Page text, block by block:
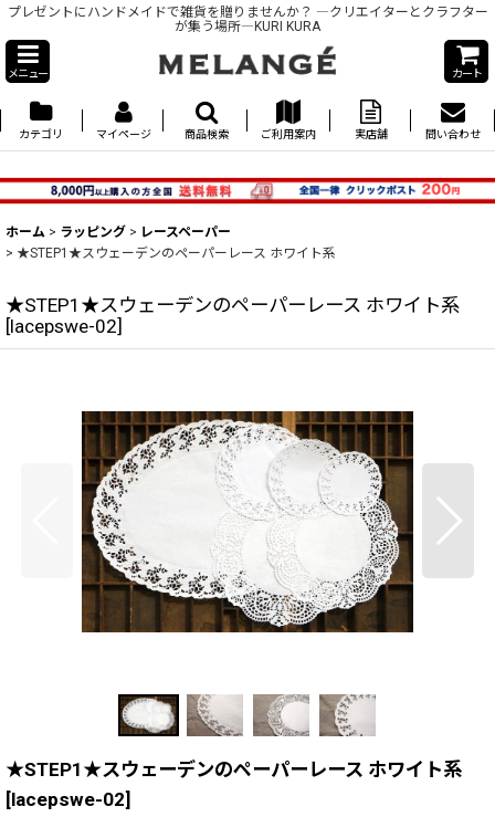
プレゼントにハンドメイドで雑貨を贈りませんか？ ―クリエイターとクラフター
が集う場所―KURI KURA
メニュー カート
カテゴリ マイページ 商品検索 ご利用案内 実店舗 問い合わせ
ホーム > ラッピング > レースペーパー
> ★STEP1★スウェーデンのペーパーレース ホワイト系
★STEP1★スウェーデンのペーパーレース ホワイト系
[lacepswe-02]
★STEP1★スウェーデンのペーパーレース ホワイト系
[lacepswe-02]